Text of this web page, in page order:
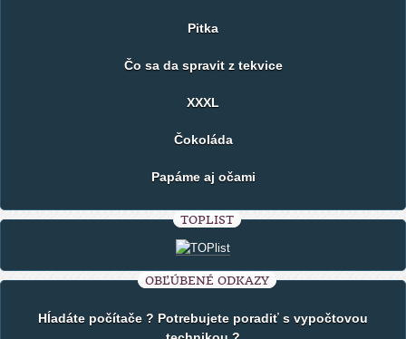
Pitka
Čo sa da spravit z tekvice
XXXL
Čokoláda
Papáme aj očami
TOPLIST
OBĽÚBENÉ ODKAZY
Hĺadáte počítače ? Potrebujete poradiť s vypočtovou